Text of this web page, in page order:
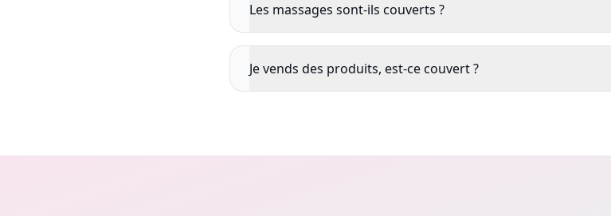
Les massages sont-ils couverts ?
Je vends des produits, est-ce couvert ?